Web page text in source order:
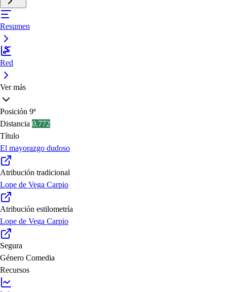
Resumen
Red
Ver más
Posición 9ª
Distancia 0.772
Título
El mayorazgo dudoso
Atribución tradicional
Lope de Vega Carpio
Atribución estilometría
Lope de Vega Carpio
Segura
Género Comedia
Recursos